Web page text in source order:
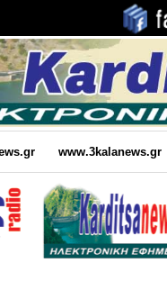
www.3kalanews.gr